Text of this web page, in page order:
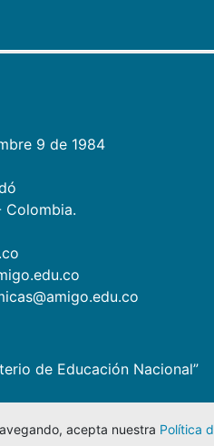
9 de 1984
Colombia.
de Educación Nacional”
acepta nuestra Política